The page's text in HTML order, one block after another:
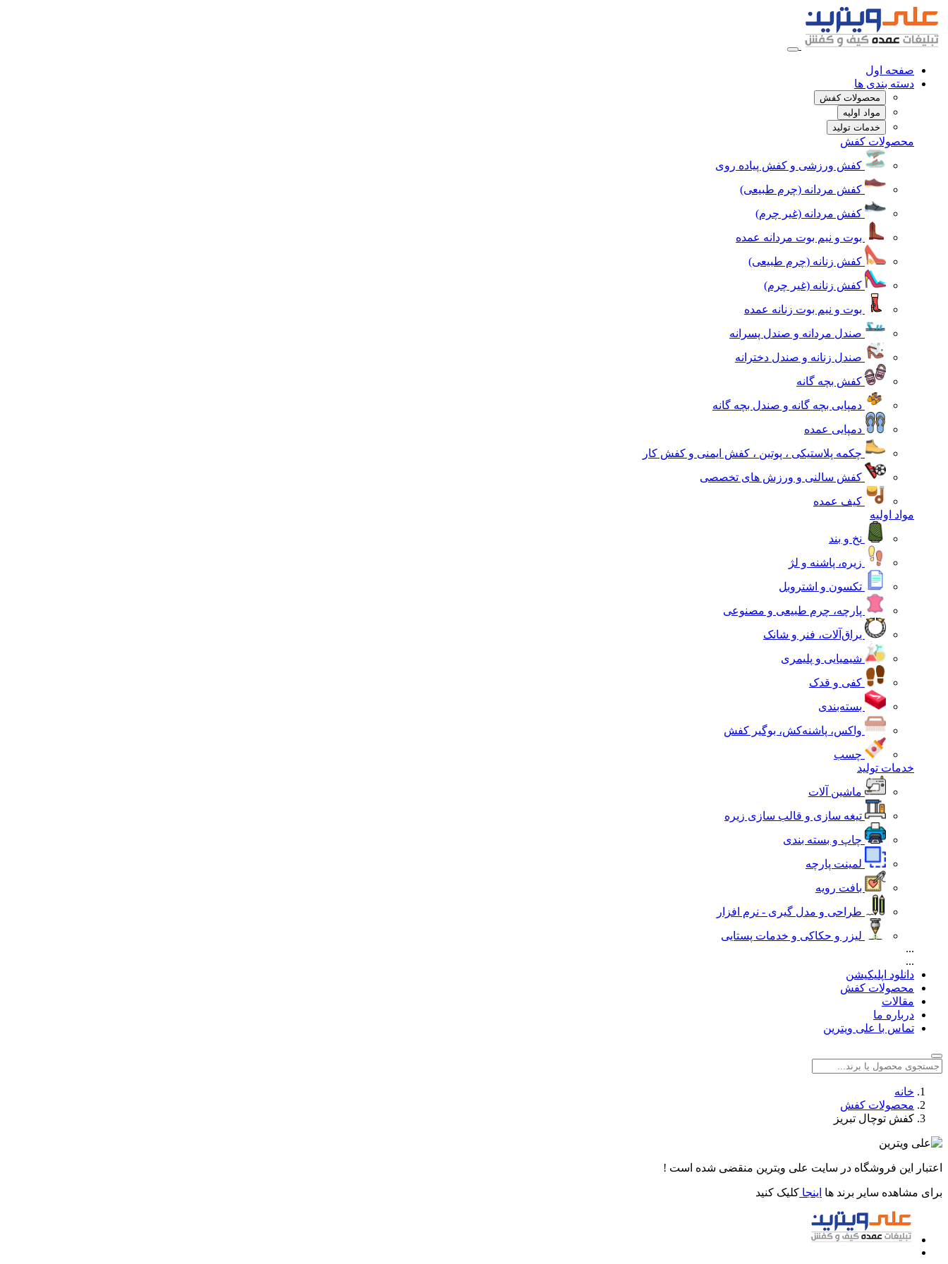
صفحه اول
دسته بندی ها
محصولات کفش
مواد اولیه
خدمات تولید
محصولات کفش
کفش ورزشی و کفش پیاده روی
کفش مردانه (چرم طبیعی)
کفش مردانه (غیر چرم)
بوت و نیم بوت مردانه عمده
کفش زنانه (چرم طبیعی)
کفش زنانه (غیر چرم)
بوت و نیم بوت زنانه عمده
صندل مردانه و صندل پسرانه
صندل زنانه و صندل دخترانه
کفش بچه گانه
دمپایی بچه گانه و صندل بچه گانه
دمپایی عمده
چکمه پلاستیکی ، پوتین ، کفش ایمنی و کفش کار
کفش سالنی و ورزش های تخصصی
کیف عمده
مواد اولیه
نخ و بند
زیره، پاشنه و لژ
تکسون و اشتروبل
پارچه، چرم طبیعی و مصنوعی
یراق‌آلات، فنر و شانک
شیمیایی و پلیمری
کفی و قدک
بسته‌بندی
واکس، پاشنه‌کش، بوگیر کفش
چسب
خدمات تولید
ماشین آلات
تیغه سازی و قالب سازی زیره
چاپ و بسته بندی
لمینت پارچه
بافت رویه
طراحی و مدل گیری - نرم افزار
لیزر و حکاکی و خدمات پستایی
...
...
دانلود اپلیکیشن
محصولات کفش
مقالات
درباره ما
تماس با علی ویترین
خانه
محصولات کفش
کفش توچال تبریز
اعتبار این فروشگاه در سایت علی ویترین منقضی شده است !
برای مشاهده سایر برند ها اینجا کلیک کنید